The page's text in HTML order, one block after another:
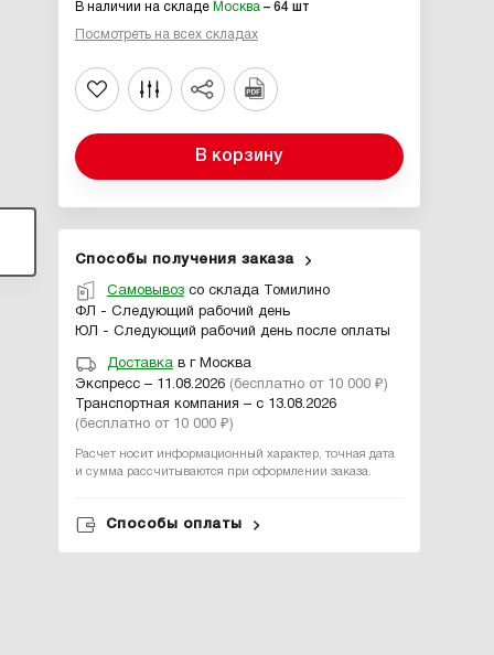
В наличии на складе Москва – 64 шт
Посмотреть на всех складах
В корзину
Способы получения заказа
Самовывозсо склада Томилино
ФЛ - Следующий рабочий день
ЮЛ - Следующий рабочий день после оплаты
Доставкав г Москва
Экспресс – 11.08.2026 (бесплатно от 10 000 ₽)
Транспортная компания – с 13.08.2026
(бесплатно от 10 000 ₽)
Расчет носит информационный характер, точная дата
и сумма рассчитываются при оформлении заказа.
Способы оплаты